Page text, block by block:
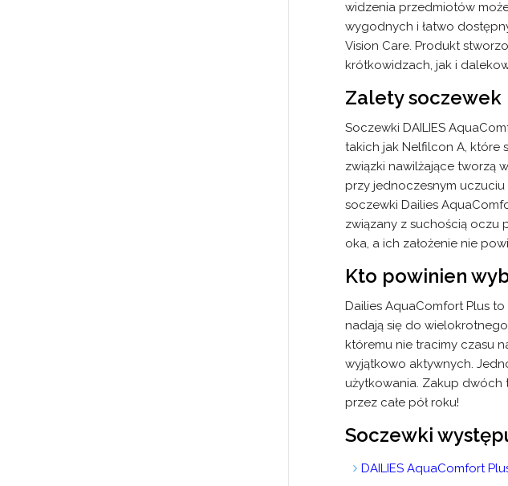
widzenia przedmiotów
wygodnych i łatwo
Vision Care. Produkt
krótkowidzach, jak i
Zalety soczewek
Soczewki DAILIES
takich jak Nelfilcon A, które
związki nawilżające tworzą
przy jednoczesnym uczuciu
soczewki Dailies
związany z suchością oczu
oka, a ich założenie nie
Kto powinien
Dailies AquaComfort Plus
nadają się do
któremu nie tracimy czasu
wyjątkowo aktywnych.
użytkowania. Zakup dwóch
przez całe pół roku!
Soczewki
DAILIES AquaComfort
na mój
mms